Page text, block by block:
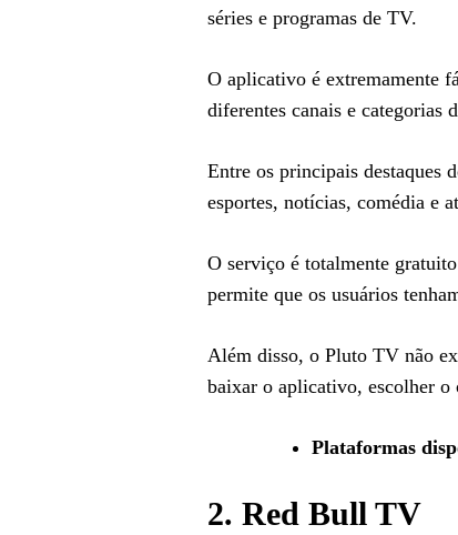
séries e programas de TV.
O aplicativo é extremamente
diferentes canais e categorias
Entre os principais destaques
esportes, notícias, comédia e
O serviço é totalmente
permite que os usuários
Além disso, o Pluto TV não
baixar o aplicativo, escolher o
Plataformas
2. Red Bull TV